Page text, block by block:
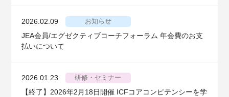
2026.02.09 お知らせ
JEA会員/エグゼクティブコーチフォーラム 年会費のお支
払いについて
2026.01.23 研修・セミナー
【終了】2026年2月18日開催 ICFコアコンピテンシーを学